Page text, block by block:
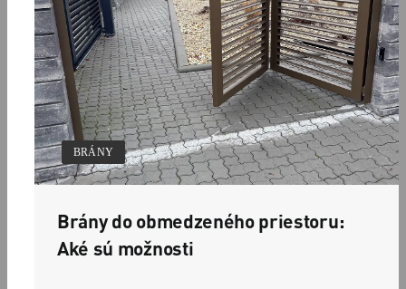
BRÁNY
Brány do obmedzeného priestoru:
Aké sú možnosti